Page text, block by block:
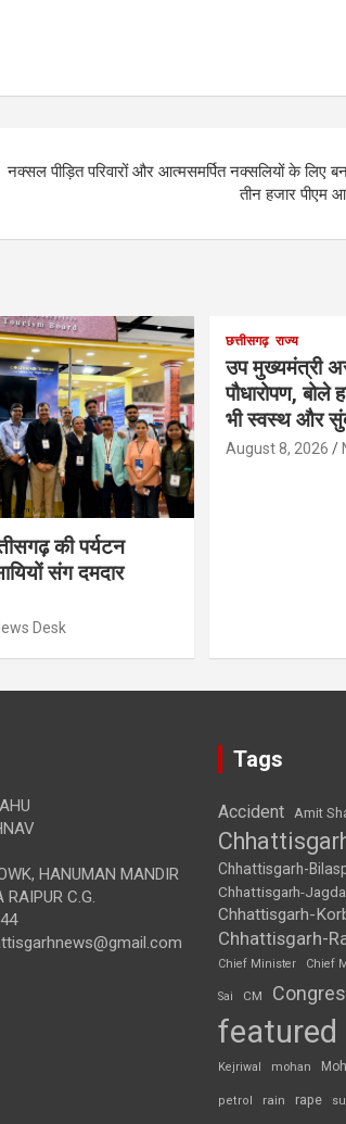
नक्सल पीड़ित परिवारों और आत्मसमर्पित नक्सलियों के लिए
तीन हजार पीएम
की पर्यटन
संग दमदार
Desk
छत्तीसगढ़ राज्य
उप मुख्यमंत्री
पौधारोपण, बोले
भी स्वस्थ और
August 8, 2026
HANUMAN MANDIR
RAIPUR C.G.
Tags
Accident Amit
Chhattisgarh-
Chhattisgarh-
Chhattisgarh-
Chhattisgarh-
Chief Minister
Chief
Sai CM
featured
Kejriwal mohan
petrol rain rape